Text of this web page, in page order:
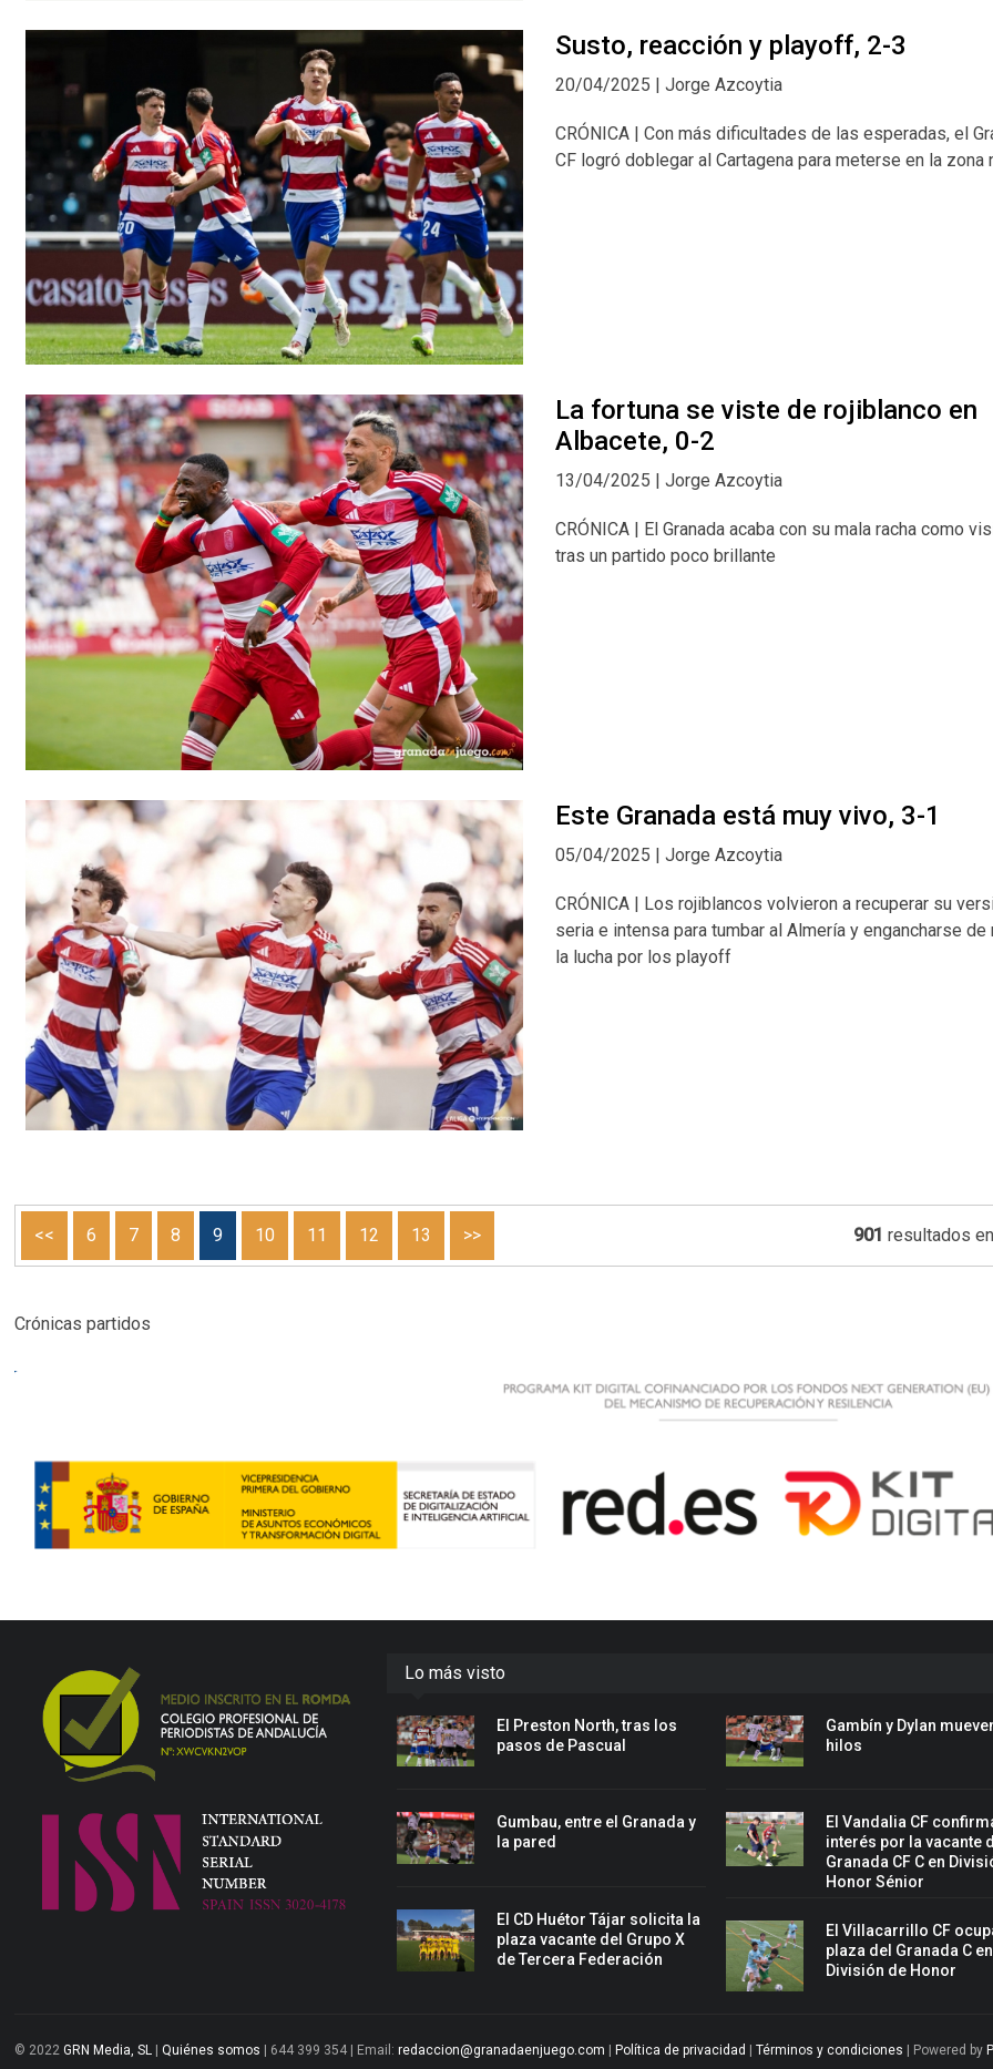
Susto, reacción y playoff, 2-3
20/04/2025 | Jorge Azcoytia
CRÓNICA | Con más dificultades de las esperadas, el
CF logró doblegar al Cartagena para meterse en la zona
La fortuna se viste de rojiblanco en
Albacete, 0-2
13/04/2025 | Jorge Azcoytia
CRÓNICA | El Granada acaba con su mala racha como
tras un partido poco brillante
Este Granada está muy vivo, 3-1
05/04/2025 | Jorge Azcoytia
CRÓNICA | Los rojiblancos volvieron a recuperar su
seria e intensa para tumbar al Almería y engancharse de
la lucha por los playoff
<< 6 7 8 9 10 11 12 13 >> 901 resultados
Crónicas partidos
Lo más visto
El Preston North, tras los
pasos de Pascual
Gumbau, entre el Granada y
la pared
El CD Huétor Tájar solicita la
plaza vacante del Grupo X
de Tercera Federación
Gambín y Dylan
hilos
El Vandalia CF
interés por la vacante
Granada CF C en
Honor Sénior
El Villacarrillo CF
plaza del Granada C en
División de Honor
© 2022GRN Media, SL |Quiénes somos | 644 399 354 | Email:redaccion@granadaenjuego.com |Política de privacidad |Términos y condiciones | Powered by